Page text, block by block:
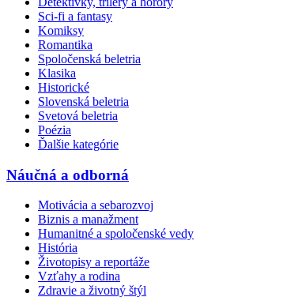
Sci-fi a fantasy
Komiksy
Romantika
Spoločenská beletria
Klasika
Historické
Slovenská beletria
Svetová beletria
Poézia
Ďalšie kategórie
Náučná a odborná
Motivácia a sebarozvoj
Biznis a manažment
Humanitné a spoločenské vedy
História
Životopisy a reportáže
Vzťahy a rodina
Zdravie a životný štýl